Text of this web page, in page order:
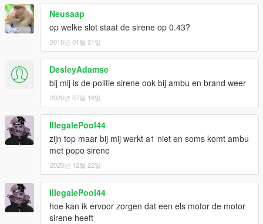
Neusaap
op welke slot staat de sirene op 0.43?
2018년 01월 21일
DesleyAdamse
bij mij is de politie sirene ook bij ambu en brand weer
2020년 07월 16일
IllegalePool44
zijn top maar bij mij werkt a1 niet en soms komt ambu
met popo sirene
2020년 12월 22일
IllegalePool44
hoe kan ik ervoor zorgen dat een els motor de motor
sirene heeft